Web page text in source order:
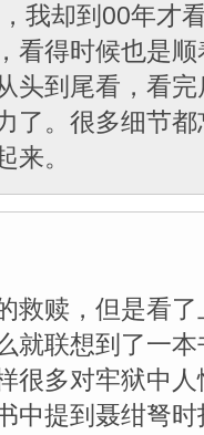
我却到00年才
看得时候也是
头到尾看，看
了。很多细节
来。
救赎，但是看
就联想到了一
很多对牢狱中
中提到聂绀弩